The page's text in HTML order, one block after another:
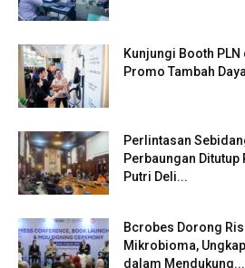
Kunjungi Booth PLN
Promo Tambah
Perlintasan
Perbaungan Ditutup
Putri Deli...
Bcrobes Dorong
Mikrobioma,
dalam Mendukung...